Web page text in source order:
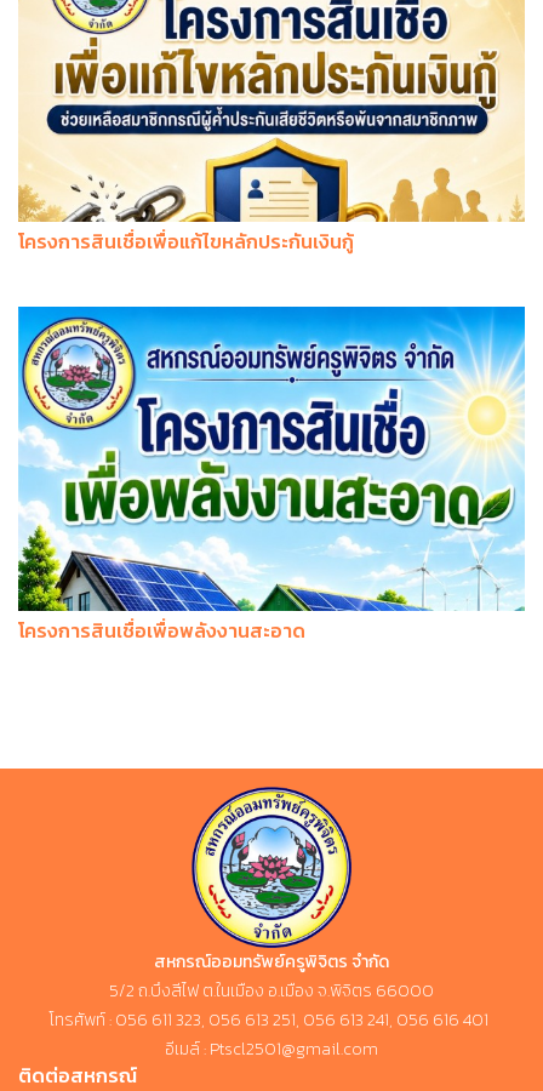
โครงการสินเชื่อเพื่อแก้ไขหลักประกันเงินกู้
โครงการสินเชื่อเพื่อพลังงานสะอาด
สหกรณ์ออมทรัพย์ครูพิจิตร จำกัด
5/2 ถ.บึงสีไฟ ต.ในเมือง อ.เมือง จ.พิจิตร 66000
โทรศัพท์ : 056 611 323, 056 613 251, 056 613 241, 056 616 401
อีเมล์ : Ptscl2501@gmail.com
ติดต่อสหกรณ์